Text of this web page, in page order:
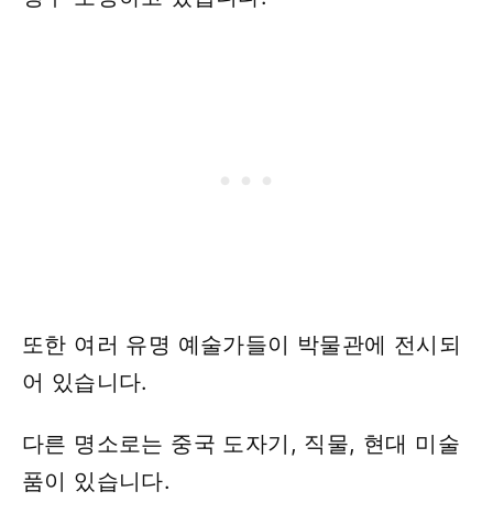
또한 여러 유명 예술가들이 박물관에 전시되
어 있습니다.
다른 명소로는 중국 도자기, 직물, 현대 미술
품이 있습니다.